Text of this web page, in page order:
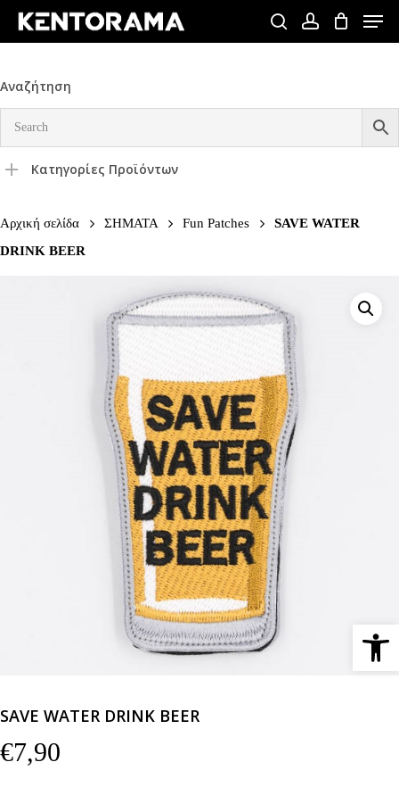
Skip
content
searchaccount
Menu
Αναζήτηση
Κατηγορίες Προϊόντων
Αρχική σελίδα ΣΗΜΑΤΑ Fun Patches
SAVE WATER
DRINK BEER
SAVE WATER DRINK BEER
€7,90